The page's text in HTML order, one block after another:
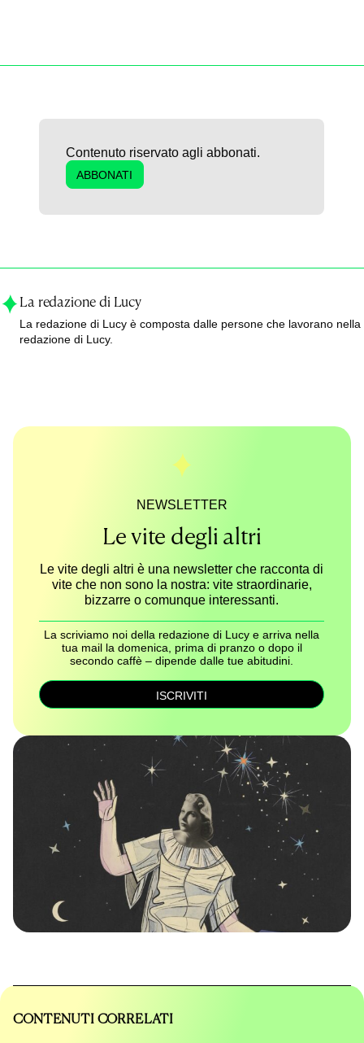
Contenuto riservato agli abbonati.
ABBONATI
La redazione di Lucy
La redazione di Lucy è composta dalle persone che lavorano nella
redazione di Lucy.
NEWSLETTER
Le vite degli altri
Le vite degli altri è una newsletter che racconta di
vite che non sono la nostra: vite straordinarie,
bizzarre o comunque interessanti.
La scriviamo noi della redazione di Lucy e arriva nella
tua mail la domenica, prima di pranzo o dopo il
secondo caffè – dipende dalle tue abitudini.
ISCRIVITI
CONTENUTI CORRELATI